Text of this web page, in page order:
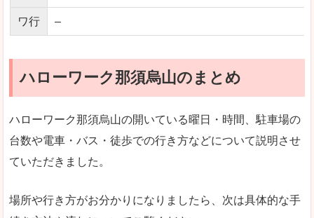
ワ行 –
ハローワーク那須烏山のまとめ
ハローワーク那須烏山の開いている曜日・時間、駐車場の
台数や電車・バス・徒歩での行き方などについて説明させ
ていただきました。
場所や行き方がお分かりになりましたら、次は具体的な手